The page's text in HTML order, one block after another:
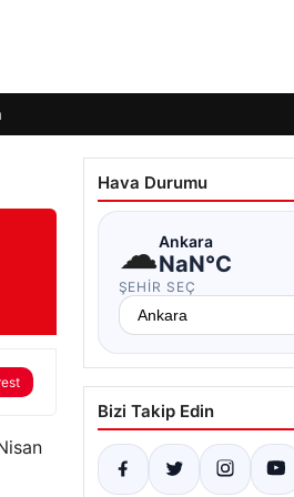
Hava Durumu
☁Ankara
NaN°C
ŞEHIR SEÇ
Bizi Takip Edin